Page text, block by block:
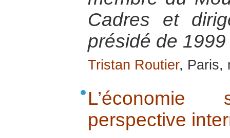
Cadres et
présidé de
Tristan Routier, Paris,
perspective